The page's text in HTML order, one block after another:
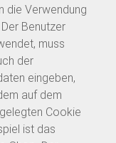
die Verwendung
Benutzer
muss
der
eingeben,
auf dem
Cookie
ist das